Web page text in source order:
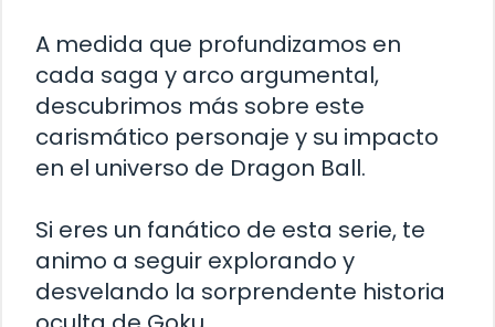
A medida que profundizamos en
cada saga y arco argumental,
descubrimos más sobre este
carismático personaje y su impacto
en el universo de Dragon Ball.
Si eres un fanático de esta serie, te
animo a seguir explorando y
desvelando la sorprendente historia